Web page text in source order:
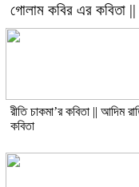
গোলাম কবির এর কবিতা ||
রীতি চাকমা’র কবিতা || আদিম
কবিতা